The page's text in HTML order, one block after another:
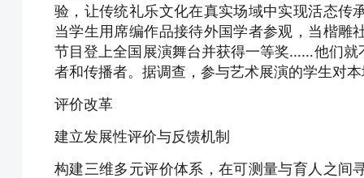
验，让传统礼乐文化在真实场域中实现活态传
当学生用席编作品接待外国学者参观，当楷雕
节目登上全国展演舞台并获得一等奖……他们就
者和传播者。据调查，参与艺术展演的学生对
评价改革
建立发展性评价与反馈机制
构建三维多元评价体系，在可测量与育人之间